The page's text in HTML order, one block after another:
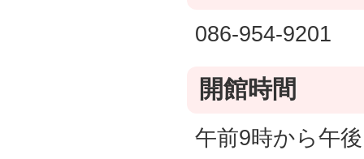
086-954-9201
開館時間
午前9時から午